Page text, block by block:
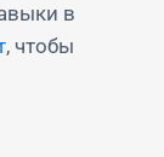
в
, чтобы